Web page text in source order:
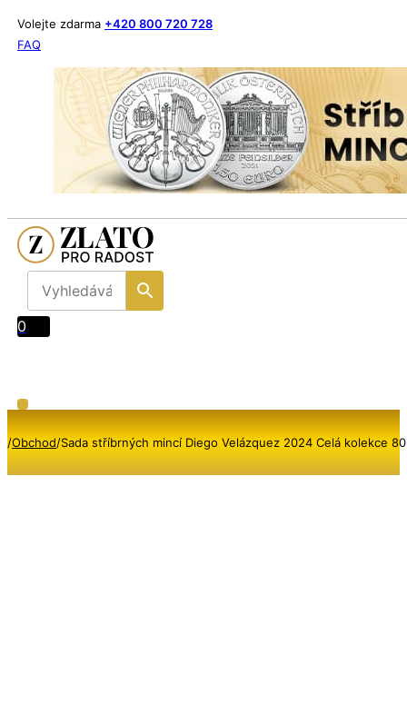
Volejte zdarma +420 800 720 728
FAQ
0
/Obchod/Sada stříbrných mincí Diego Velázquez 2024 Celá kolekce